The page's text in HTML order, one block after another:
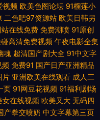
干逼网站1 91久久久 成人av传媒
图 少妇丰满av 51人人超碰 av导
国不卡 五月天社区在线 91豆花
精品 性综合网 91探花黑丝在线
不卡视频 香焦网站 91沙发视频
视频 欧美色图论坛 91榴莲小
二色吧97资源站 欧美日韩另
站在线免费 免费潮喷 91原创
高清免费视频 午夜电影全集
魂 超清国产剧大全 91中文字
免费91 国产日产亚洲精品
片 亚洲欧美在线观看 成人三
页 91网豆花视频 91福利剧场
女在线视频 欧美又大 无码四
产拳交喷奶 中文字幕第三页